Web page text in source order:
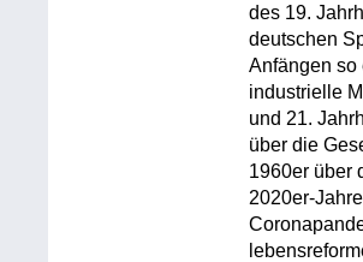
des 19.
deutschen
Anfängen so
industrielle
und 21.
über die
1960er über
2020er-